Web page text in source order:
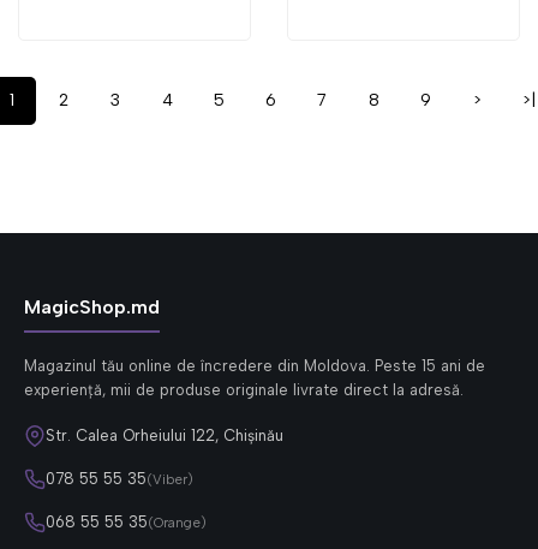
1 2 3 4 5 6 7 8 9 > >|
MagicShop.md
Magazinul tău online de încredere din Moldova. Peste 15 ani de
experiență, mii de produse originale livrate direct la adresă.
Str. Calea Orheiului 122, Chișinău
078 55 55 35(Viber)
068 55 55 35(Orange)